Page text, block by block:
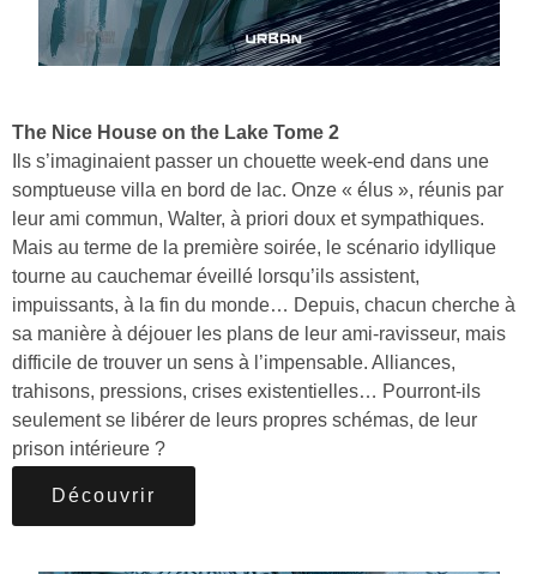
The Nice House on the Lake Tome 2
Ils s’imaginaient passer un chouette week-end dans une
somptueuse villa en bord de lac. Onze « élus », réunis par
leur ami commun, Walter, à priori doux et sympathiques.
Mais au terme de la première soirée, le scénario idyllique
tourne au cauchemar éveillé lorsqu’ils assistent,
impuissants, à la fin du monde… Depuis, chacun cherche à
sa manière à déjouer les plans de leur ami-ravisseur, mais
difficile de trouver un sens à l’impensable. Alliances,
trahisons, pressions, crises existentielles… Pourront-ils
seulement se libérer de leurs propres schémas, de leur
prison intérieure ?
Découvrir